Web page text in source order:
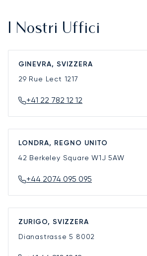
I Nostri Uffici
GINEVRA, SVIZZERA
29 Rue Lect 1217
+41 22 782 12 12
LONDRA, REGNO UNITO
42 Berkeley SquareW1J 5AW
+44 2074 095 095
ZURIGO, SVIZZERA
Dianastrasse 5 8002